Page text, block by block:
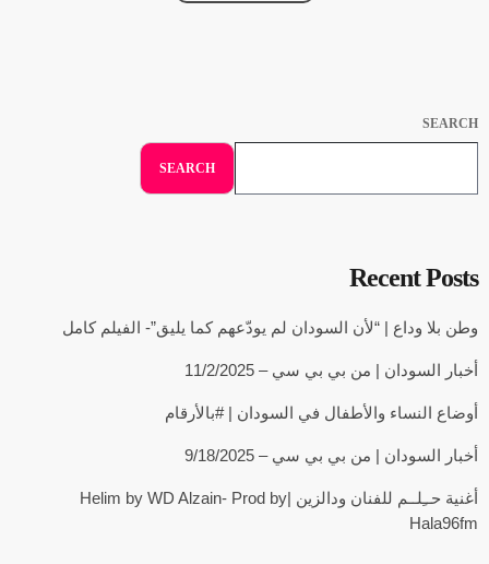
SEARCH
SEARCH
Recent Posts
وطن بلا وداع | “لأن السودان لم يودّعهم كما يليق”- الفيلم كامل
أخبار السودان | من بي بي سي – 11/2/2025
أوضاع النساء والأطفال في السودان | #بالأرقام
أخبار السودان | من بي بي سي – 9/18/2025
أغنية حــِلــم للفنان ودالزين |Helim by WD Alzain- Prod by
Hala96fm